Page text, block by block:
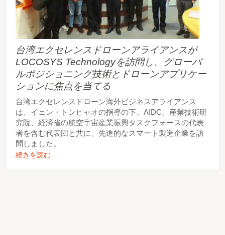
台湾エクセレンスドローンアライアンスが
LOCOSYS Technologyを訪問し、グローバ
ルポジショニング技術とドローンアプリケー
ションに焦点を当てる
台湾エクセレンスドローン海外ビジネスアライアンス
は、イェン・トンピャオの指導の下、AIDC、産業技術研
究院、経済省の航空宇宙産業振興タスクフォースの代表
者を含む代表団と共に、先進的なスマート製造企業を訪
問しました。
続きを読む